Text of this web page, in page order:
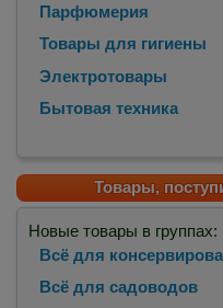
Парфюмерия
Товары для гигиены
Электротовары
Бытовая техника
Товары,
Новые товары в группах:
Всё для
Всё для садоводов